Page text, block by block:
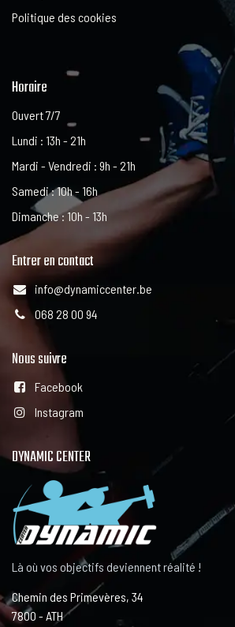
Politique des cookies
Horaire
Ouvert 7/7
Lundi : 13h - 21h
Mardi - Vendredi : 9h - 21h
Samedi : 10h - 16h
Dimanche : 10h - 13h
Entrer en contact
info@dynamiccenter.be
068 28 00 94
Nous suivre
Facebook
Instagram
DYNAMIC CENTER
Là où vos objectifs deviennent réalité !
Chemin des Primevères, 34
7800 - ATH